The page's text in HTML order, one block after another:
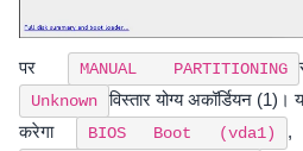
पर MANUAL PARTITIONING
Unknown
विस्तार योग्य अकॉर्डियन
करेगा
BIOS Boot (vda1)